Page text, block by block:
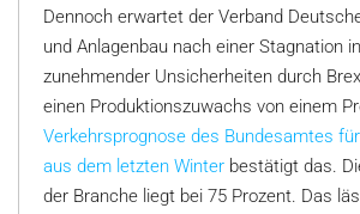
Dennoch erwartet der Verband
und Anlagenbau nach einer Stagnation
zunehmender Unsicherheiten durch
einen Produktionszuwachs von einem
Verkehrsprognose des Bundesamtes
aus dem letzten Winter bestätigt das.
der Branche liegt bei 75 Prozent. Das